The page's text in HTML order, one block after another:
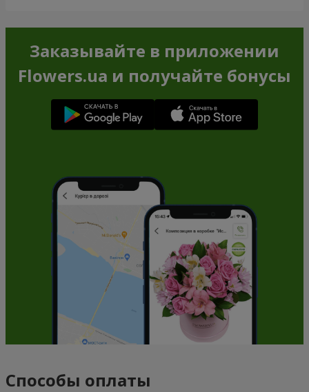
Заказывайте в приложении
Flowers.ua и получайте бонусы
Способы оплаты